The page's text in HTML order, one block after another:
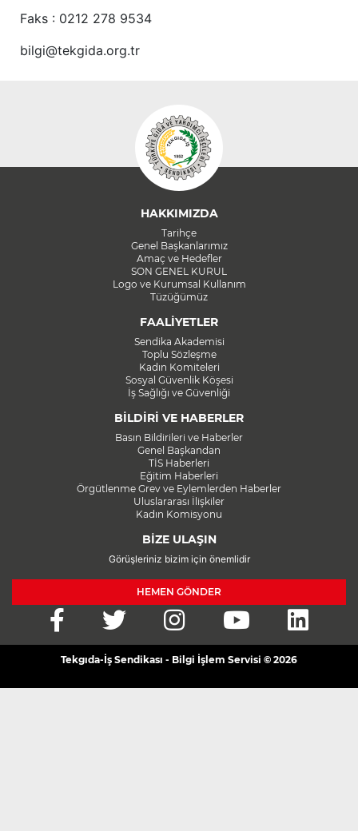
Faks : 0212 278 9534
bilgi@tekgida.org.tr
HAKKIMIZDA
Tarihçe
Genel Başkanlarımız
Amaç ve Hedefler
SON GENEL KURUL
Logo ve Kurumsal Kullanım
Tüzüğümüz
FAALİYETLER
Sendika Akademisi
Toplu Sözleşme
Kadın Komiteleri
Sosyal Güvenlik Köşesi
İş Sağlığı ve Güvenliği
BİLDİRİ VE HABERLER
Basın Bildirileri ve Haberler
Genel Başkandan
TİS Haberleri
Eğitim Haberleri
Örgütlenme Grev ve Eylemlerden Haberler
Uluslararası İlişkiler
Kadın Komisyonu
BİZE ULAŞIN
Görüşleriniz bizim için önemlidir
HEMEN GÖNDER
Tekgıda-İş Sendikası - Bilgi İşlem Servisi © 2026